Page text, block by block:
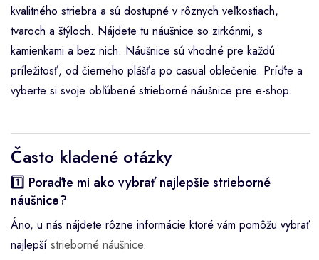
kvalitného striebra a sú dostupné v rôznych veľkostiach,
tvaroch a štýloch. Nájdete tu náušnice so zirkónmi, s
kamienkami a bez nich. Náušnice sú vhodné pre každú
príležitosť, od čierneho plášťa po casual oblečenie. Príďte a
vyberte si svoje obľúbené strieborné náušnice pre e-shop.
Často kladené otázky
1️⃣ Poraďte mi ako vybrať najlepšie strieborné
náušnice?
Áno, u nás nájdete rôzne informácie ktoré vám pomôžu vybrať
najlepší strieborné náušnice.